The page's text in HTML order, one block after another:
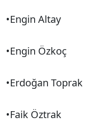
•Engin Altay
•Engin Özkoç
•Erdoğan Toprak
•Faik Öztrak